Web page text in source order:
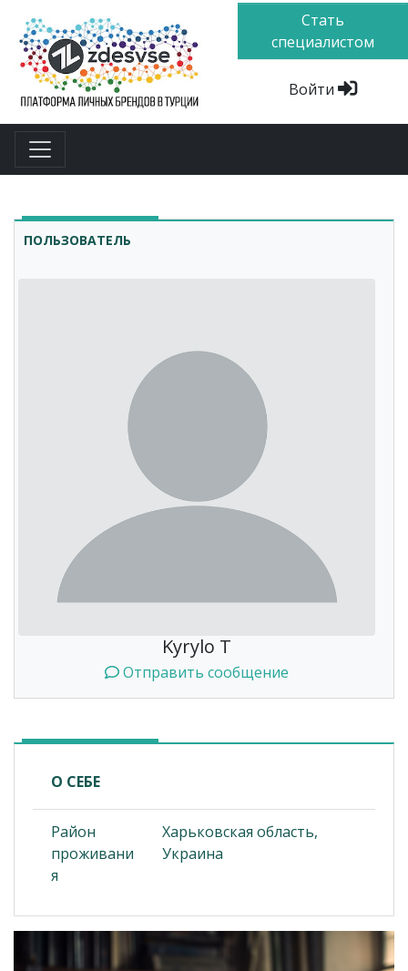
Стать
специалистом
Войти
ПОЛЬЗОВАТЕЛЬ
Kyrylo T
Отправить сообщение
О СЕБЕ
Район
проживани
я
Харьковская область,
Украина